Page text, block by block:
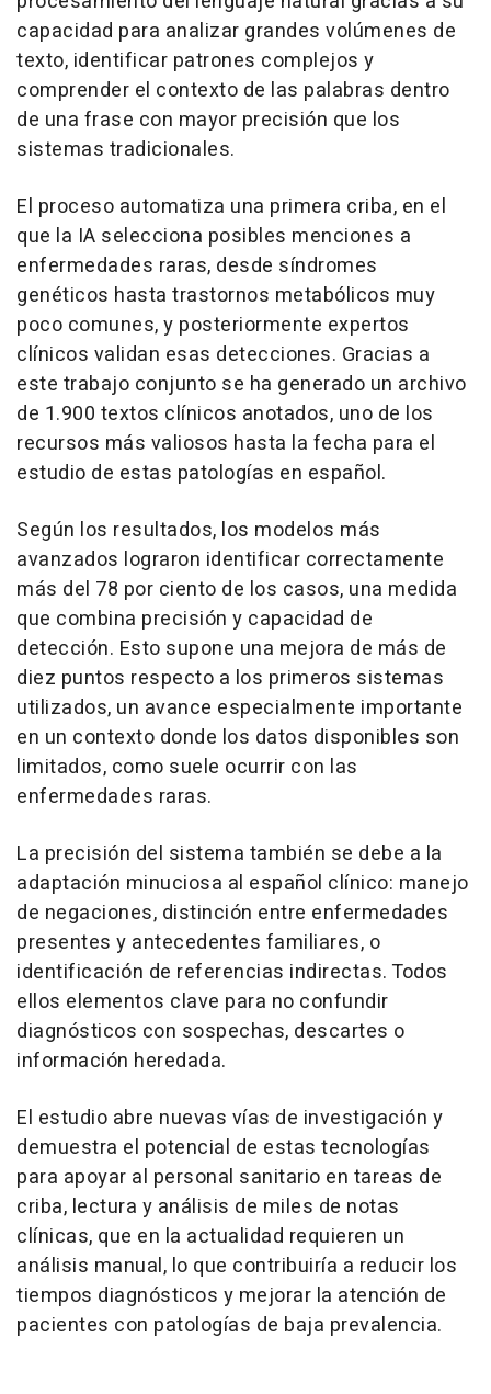
capacidad para analizar grandes volúmenes de
texto, identificar patrones complejos y
comprender el contexto de las palabras dentro
de una frase con mayor precisión que los
sistemas tradicionales.
El proceso automatiza una primera criba, en el
que la IA selecciona posibles menciones a
enfermedades raras, desde síndromes
genéticos hasta trastornos metabólicos muy
poco comunes, y posteriormente expertos
clínicos validan esas detecciones. Gracias a
este trabajo conjunto se ha generado un archivo
de 1.900 textos clínicos anotados, uno de los
recursos más valiosos hasta la fecha para el
estudio de estas patologías en español.
Según los resultados, los modelos más
avanzados lograron identificar correctamente
más del 78 por ciento de los casos, una medida
que combina precisión y capacidad de
detección. Esto supone una mejora de más de
diez puntos respecto a los primeros sistemas
utilizados, un avance especialmente importante
en un contexto donde los datos disponibles son
limitados, como suele ocurrir con las
enfermedades raras.
La precisión del sistema también se debe a la
adaptación minuciosa al español clínico: manejo
de negaciones, distinción entre enfermedades
presentes y antecedentes familiares, o
identificación de referencias indirectas. Todos
ellos elementos clave para no confundir
diagnósticos con sospechas, descartes o
información heredada.
El estudio abre nuevas vías de investigación y
demuestra el potencial de estas tecnologías
para apoyar al personal sanitario en tareas de
criba, lectura y análisis de miles de notas
clínicas, que en la actualidad requieren un
análisis manual, lo que contribuiría a reducir los
tiempos diagnósticos y mejorar la atención de
pacientes con patologías de baja prevalencia.